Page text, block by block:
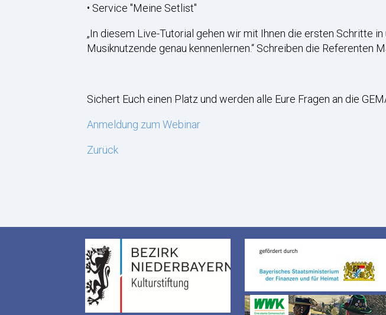
• Service "Meine Setlist"
„In diesem Live-Tutorial gehen wir mit Ihnen die ersten Schritte
Musiknutzende genau kennenlernen.“ Schreiben die Referenten
Sichert Euch einen Platz und werden alle Eure Fragen an die
Anmeldung zum Webinar
Zurück